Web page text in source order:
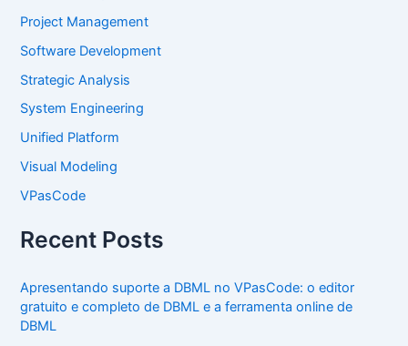
Project Management
Software Development
Strategic Analysis
System Engineering
Unified Platform
Visual Modeling
VPasCode
Recent Posts
Apresentando suporte a DBML no VPasCode: o editor
gratuito e completo de DBML e a ferramenta online de
DBML